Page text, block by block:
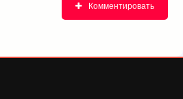
Комментировать